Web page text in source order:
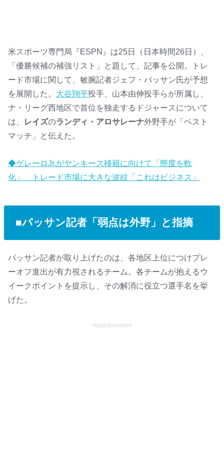
米スポーツ専門局『ESPN』は25日（日本時間26日）、
「優勝候補の補強リスト」と題して、記事を公開。トレ
ード市場に関して、敏腕記者ジェフ・パッサン氏が予想
を展開した。 大谷翔平投手、山本由伸投手らが所属し、
ナ・リーグ西地区で首位を独走するドジャースについて
は、 レイズのランディ・アロサレーナ外野手が「ベスト
マッチ」と伝えた。
◆ゲレーロJr.がヤンキース移籍に向けて「態度を軟
化」 トレード市場に大きな波紋「これはビジネス」
■パッサン記者「弱点は外野」と指摘
パッサン記者が取り上げたのは、各地区上位につけプレ
ーオフ進出が有力視されるチーム。各チームが抱えるウ
イークポイントを提示し、その解消に役立つ選手名を挙
げた。
Advertisement